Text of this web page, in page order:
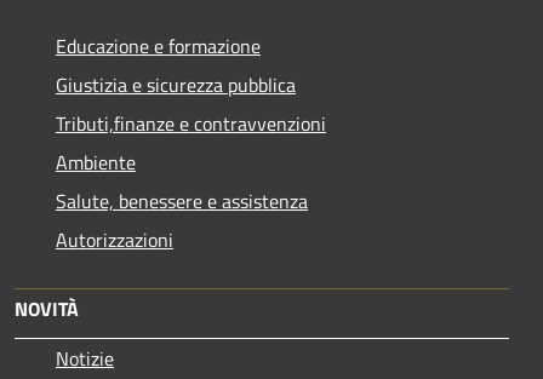
Educazione e formazione
Giustizia e sicurezza pubblica
Tributi,finanze e contravvenzioni
Ambiente
Salute, benessere e assistenza
Autorizzazioni
NOVITÀ
Notizie